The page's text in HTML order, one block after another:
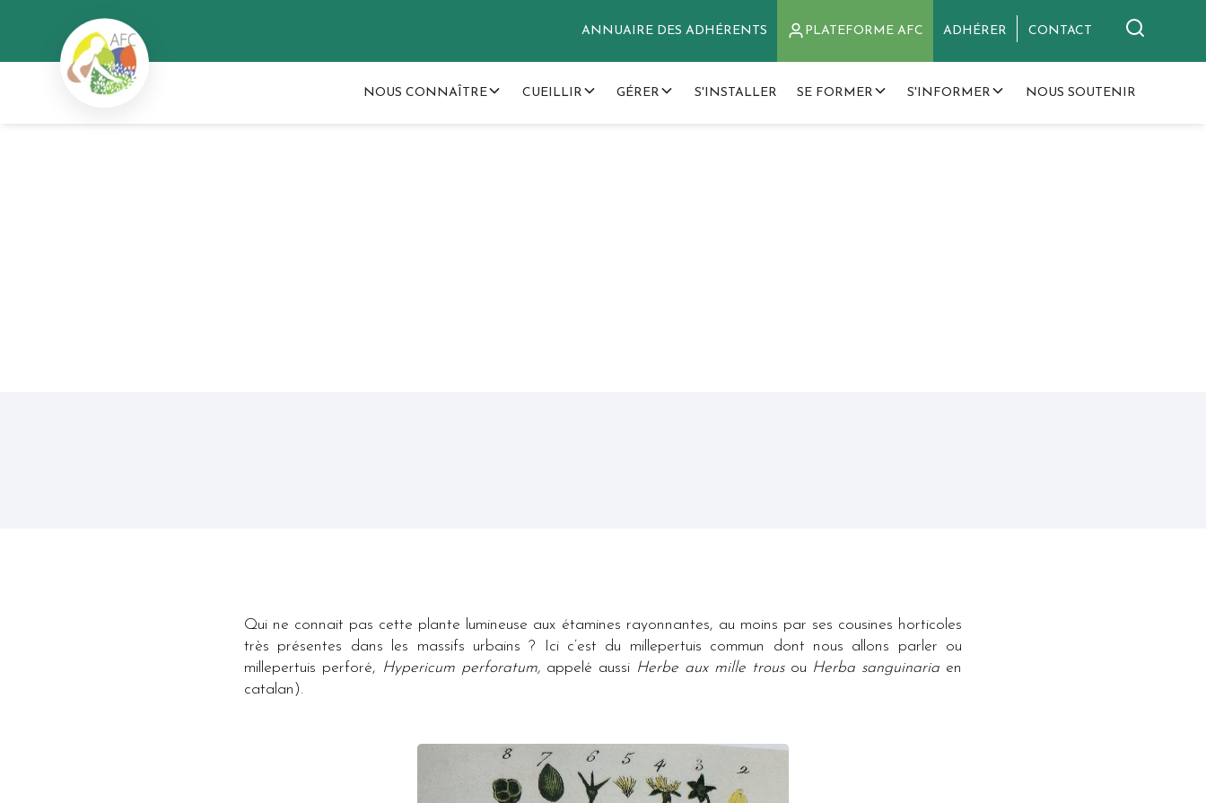
ANNUAIRE DES ADHÉRENTS PLATEFORME AFC ADHÉRER CONTACT
NOUS CONNAÎTRE CUEILLIR GÉRER S'INSTALLER SE FORMER S'INFORMER NOUS SOUTENIR
Qui ne connait pas cette plante lumineuse aux étamines rayonnantes, au moins par ses cousines horticoles
très présentes dans les massifs urbains ? Ici c’est du millepertuis commun dont nous allons parler ou
millepertuis perforé, Hypericum perforatum, appelé aussi Herbe aux mille trous ou Herba sanguinaria en
catalan).